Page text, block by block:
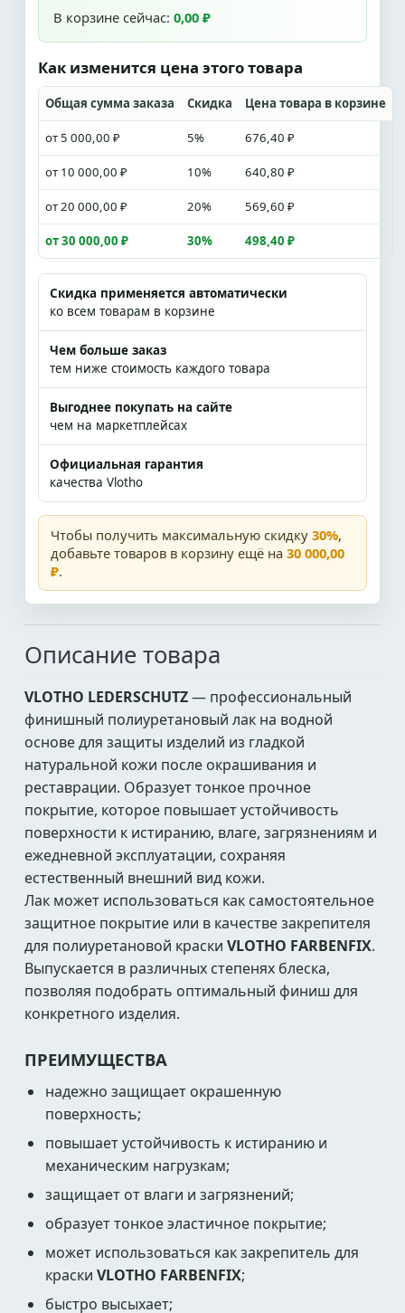
В корзине сейчас: 0,00 ₽
Как изменится цена этого товара
Общая сумма заказа Скидка Цена товара в корзине
от 5 000,00 ₽ 5% 676,40 ₽
от 10 000,00 ₽ 10% 640,80 ₽
от 20 000,00 ₽ 20% 569,60 ₽
от 30 000,00 ₽ 30% 498,40 ₽
Скидка применяется автоматически
ко всем товарам в корзине
Чем больше заказ
тем ниже стоимость каждого товара
Выгоднее покупать на сайте
чем на маркетплейсах
Официальная гарантия
качества Vlotho
Чтобы получить максимальную скидку 30%,
добавьте товаров в корзину ещё на 30 000,00
₽.
Описание товара
VLOTHO LEDERSCHUTZ— профессиональный
финишный полиуретановый лак на водной
основе для защиты изделий из гладкой
натуральной кожи после окрашивания и
реставрации. Образует тонкое прочное
покрытие, которое повышает устойчивость
поверхности к истиранию, влаге, загрязнениям и
ежедневной эксплуатации, сохраняя
естественный внешний вид кожи.
Лак может использоваться как самостоятельное
защитное покрытие или в качестве закрепителя
для полиуретановой краски VLOTHO FARBENFIX.
Выпускается в различных степенях блеска,
позволяя подобрать оптимальный финиш для
конкретного изделия.
ПРЕИМУЩЕСТВА
надежно защищает окрашенную
поверхность;
повышает устойчивость к истиранию и
механическим нагрузкам;
защищает от влаги и загрязнений;
образует тонкое эластичное покрытие;
может использоваться как закрепитель для
краскиVLOTHO FARBENFIX;
быстро высыхает;